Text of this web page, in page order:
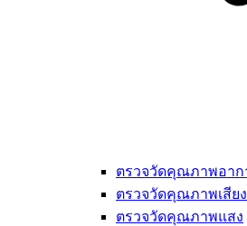
ตรวจวัดคุณภาพอาก
ตรวจวัดคุณภาพเสียง
ตรวจวัดคุณภาพแสง